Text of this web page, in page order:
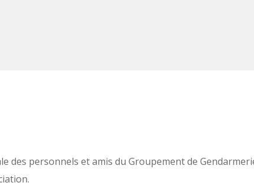
des personnels et amis du Groupement de